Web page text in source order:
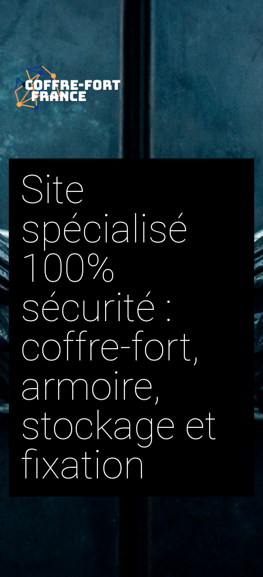
Site
spécialisé
100%
sécurité :
coffre-fort,
armoire,
stockage et
fixation